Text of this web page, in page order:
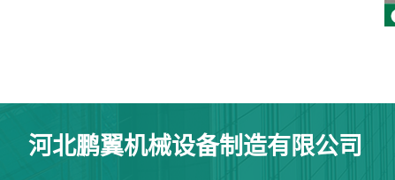
河北鹏翼机械设备制造有限公司